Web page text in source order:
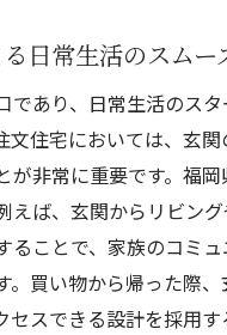
日常生活のスムー
であり、日常生活のス
文住宅においては、玄
が非常に重要です。福
えば、玄関からリビン
ることで、家族のコミ
。買い物から帰った際
セスできる設計を採用